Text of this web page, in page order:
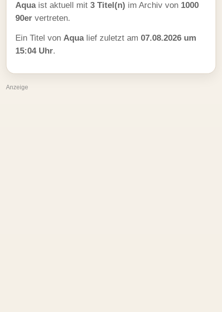
Aquaist aktuell mit 3 Titel(n) im Archiv von 1000
90er vertreten.
Ein Titel von Aqualief zuletzt am 07.08.2026 um
15:04 Uhr.
Anzeige